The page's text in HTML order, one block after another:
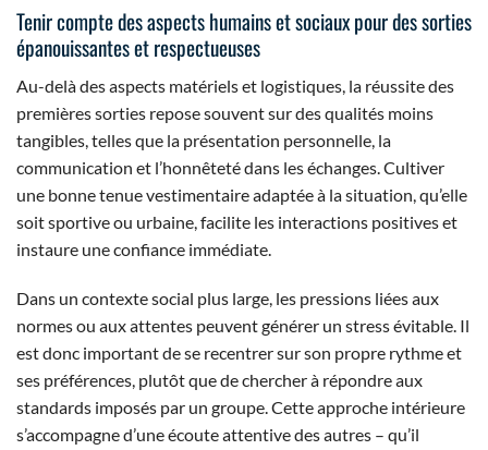
Tenir compte des aspects humains et sociaux pour des sorties
épanouissantes et respectueuses
Au-delà des aspects matériels et logistiques, la réussite des
premières sorties repose souvent sur des qualités moins
tangibles, telles que la présentation personnelle, la
communication et l’honnêteté dans les échanges. Cultiver
une bonne tenue vestimentaire adaptée à la situation, qu’elle
soit sportive ou urbaine, facilite les interactions positives et
instaure une confiance immédiate.
Dans un contexte social plus large, les pressions liées aux
normes ou aux attentes peuvent générer un stress évitable. Il
est donc important de se recentrer sur son propre rythme et
ses préférences, plutôt que de chercher à répondre aux
standards imposés par un groupe. Cette approche intérieure
s’accompagne d’une écoute attentive des autres – qu’il